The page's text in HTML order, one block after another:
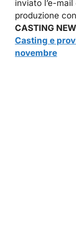
inviato l’e-
produzione
CASTING
Casting e
novembre